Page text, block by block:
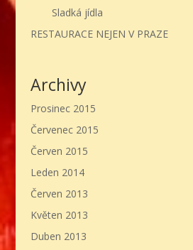
Sladká jídla
RESTAURACE NEJEN V PRAZE
Archivy
Prosinec 2015
Červenec 2015
Červen 2015
Leden 2014
Červen 2013
Květen 2013
Duben 2013